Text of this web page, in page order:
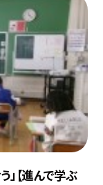
」【進んで学ぶ